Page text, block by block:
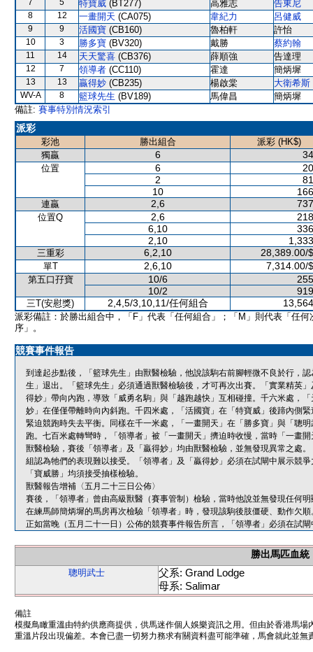
7 5 特寶威 (BT277) 高雅志 告東尼
8 12 一畫開天 (CA075) 韋紀力 呂健威
9 9 活國寶 (CB160) 魯柏軒 許怡
10 3 勝多寶 (BV320) 戴勝 蔡約翰
11 14 天天驚喜 (CB376) 薛順強 告達理
12 7 領導者 (CC110) 霍達 簡炳墀
13 13 贏得妙 (CB235) 楊啟棠 大衛希斯
WV-A 8 籃球先生 (BV189) 馬偉昌
簡炳墀
備註: 賽事特別情況索引
派彩
彩池 勝出組合
派彩 (HK$)
獨贏
6
位置 6
2
10
連贏 2,6
位置Q 2,6
6,10
2,10
三重彩 6,2,10 28,389.00/
單T 2,6,10 7,314.00/
第五口孖寶 10/6
10/2
三T(安慰獎) 2,4,5/3,10,11/任何組合
派彩備註：於勝出組合中，「F」代表「任何組合」；「M」則代表「任何
序」。
競賽事件報告
到達起步點後，「籃球先生」由獸醫檢驗，他說該駒右前腳輕微不良於行，
生」退出。「籃球先生」必須通過獸醫檢驗後，才可再次出賽。「實業精英
得妙」帶向內跑，導致「威勇名駒」與「越跑越快」互相碰撞。千六米處，
妙」在僅僅帶離時向內斜跑。千四米處，「活國寶」在「特寶威」後蹄內側
緊迫競跑時失去平衡。同樣在千一米處，「一畫開天」在「勝多寶」與「聰
跑。七百米處轉彎時，「領導者」被「一畫開天」擠迫時收慢，當時「一畫
獸醫檢驗，賽後「領導者」及「贏得妙」均由獸醫檢驗，並無發現異常之處
組認為牠們的表現難以接受。「領導者」及「贏得妙」必須在試閘中展示競
「寶威勝」均須接受抽樣檢驗。
獸醫報告增補〈五月二十三日公佈〉
賽後，「領導者」曾由高級獸醫（賽事管制）檢驗，當時他說並無發現任何
在練馬師簡炳墀的馬房再次檢驗「領導者」時，發現該駒後肢僵硬、動作欠順
正如當晚（五月二十一日）公佈的競賽事件報告所言，「領導者」必須在試
勝出馬匹血統
聰明武士
父系: Grand Lodge
母系: Salimar
備註
模擬鳥瞰重溫由特約供應商提供，供馬迷作個人娛樂資訊之用。但由於香港馬
重溫片段出現偏差。本會已盡一切努力務求有關資料盡可能準確，馬會就此並